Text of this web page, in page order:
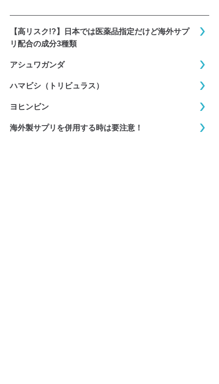
【高リスク!?】日本では医薬品指定だけど海外サプ
リ配合の成分3種類
アシュワガンダ
ハマビシ（トリビュラス）
ヨヒンビン
海外製サプリを併用する時は要注意！